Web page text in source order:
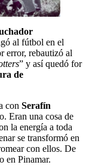
al fútbol en el
error, rebautizó al
” y así quedó for
de
con Serafín
Eran una cosa de
la energía a toda
se transformó en
con ellos. De
en Pinamar.